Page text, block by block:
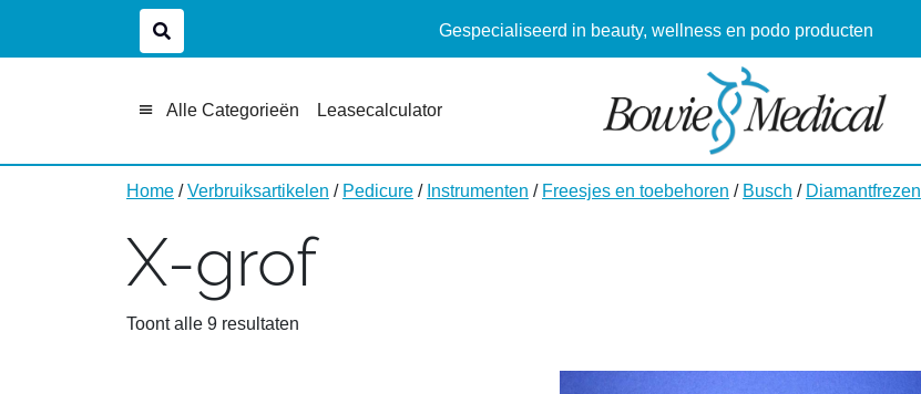
Gespecialiseerd in beauty, wellness en podo producten
Alle Categorieën Leasecalculator
Home /Verbruiksartikelen / Pedicure / Instrumenten / Freesjes en toebehoren / Busch / Diamantfrezen
X-grof
Toont alle 9 resultaten